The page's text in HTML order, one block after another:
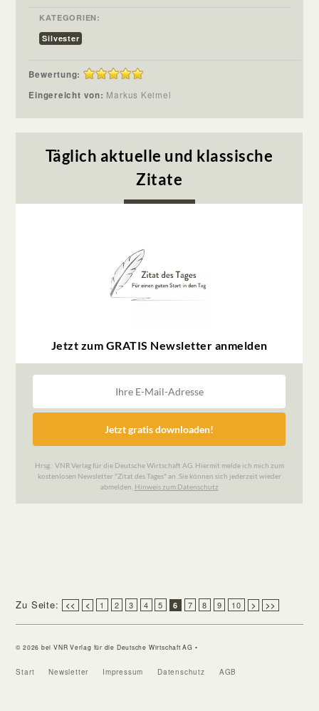
KATEGORIEN:
Silvester
Bewertung:
Eingereicht von: Markus Keimel
Zu Seite: << < 1 2 3 4 5 6 7 8 9 10 > >>
© 2026 bei VNR Verlag für die Deutsche Wirtschaft AG •
Start Newsletter Impressum Datenschutz AGB